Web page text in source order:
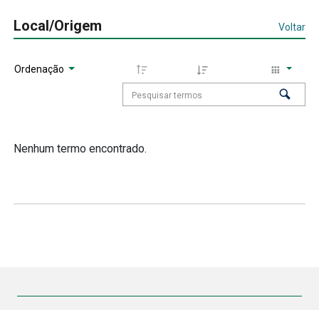
Local/Origem Voltar
Ordenação
Nenhum termo encontrado.